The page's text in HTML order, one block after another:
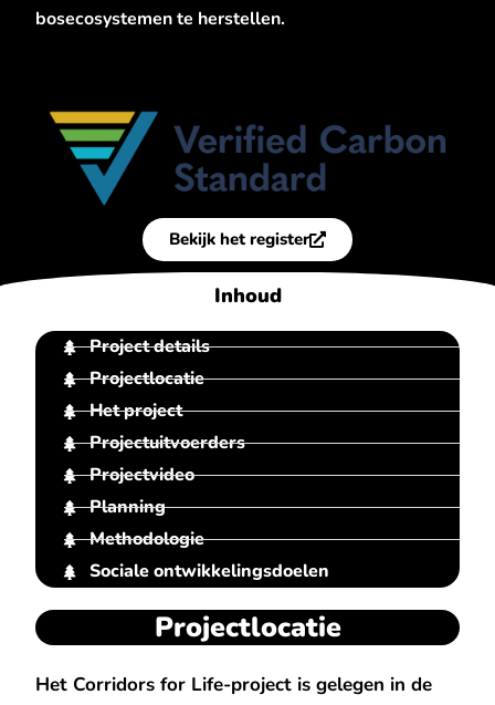
bosecosystemen te herstellen.
Bekijk het register
Inhoud
Project details
Projectlocatie
Het project
Projectuitvoerders
Projectvideo
Planning
Methodologie
Sociale ontwikkelingsdoelen
Projectlocatie
Het Corridors for Life-project is gelegen in de